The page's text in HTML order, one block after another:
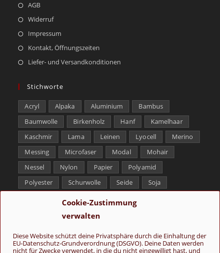
Cookie-Zustimmung
verwalten
Diese Website schützt deine Privatsphäre durch die Einhaltung der
EU-Datenschutz-Grundverordnung (DSGVO). Deine Daten werden
nicht für Zwecke verwendet, in die du nicht eingewilligt hast, und
AGB
Widerruf
Impressum
Kontakt, Öffnungszeiten
Liefer- und Versandkonditionen
Stichworte
Acryl Alpaka Aluminium
Bambus
Baumwolle
Birkenholz Hanf
Kamelhaar
Kaschmir
Lama Leinen Lyocell
Merino
Messing
Microfaser Modal
Mohair
Nessel
Nylon Papier
Polyamid
Polyester
Schurwolle Seide
Soja
Tencel
Yak
Folge uns